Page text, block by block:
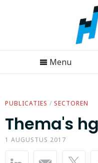
Menu
PUBLICATIES / SECTOREN
Thema's
1 AUGUSTUS 2017